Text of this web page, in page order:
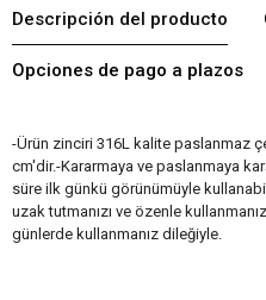
Descripción del producto
Opciones de pago a plazos
-Ürün zinciri 316L kalite paslanmaz
cm'dir.-Kararmaya ve paslanmaya
süre ilk günkü görünümüyle
uzak tutmanızı ve özenle
günlerde kullanmanız dileğiyle.